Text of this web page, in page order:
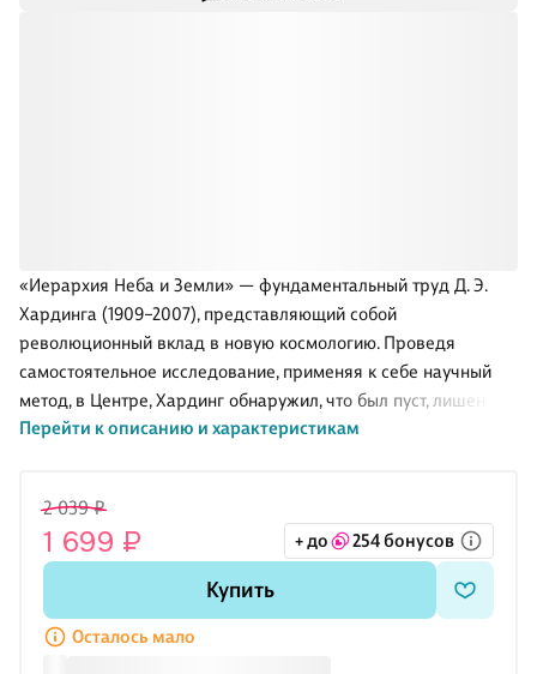
«Иерархия Неба и Земли» — фундаментальный труд Д. Э.
Хардинга (1909–2007), представляющий собой
революционный вклад в новую космологию. Проведя
самостоятельное исследование, применяя к себе научный
метод, в Центре, Хардинг обнаружил, что был пуст, лишен
материи, лишен ума — однако эта пустота была осознающей
сознание повсюду и наводняет жизнью каждый уровень
вселенной. Для других он был многослойной системой
видимостей, окружающих непостижимую тайну, а для себя
самого он и был той тайной, тем невидимым корнем, из
которого произрастает Вселенная, — Вселенная, которая
Перейти к описанию и характеристикам
2 039 ₽
1 699 ₽ + до 254 бонусов
Купить
Осталось мало